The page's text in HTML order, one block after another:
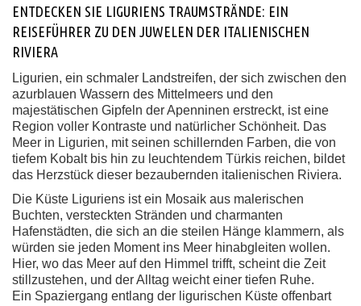
ENTDECKEN SIE LIGURIENS TRAUMSTRÄNDE: EIN
REISEFÜHRER ZU DEN JUWELEN DER ITALIENISCHEN
RIVIERA
Ligurien, ein schmaler Landstreifen, der sich zwischen den
azurblauen Wassern des Mittelmeers und den
majestätischen Gipfeln der Apenninen erstreckt, ist eine
Region voller Kontraste und natürlicher Schönheit. Das
Meer in Ligurien, mit seinen schillernden Farben, die von
tiefem Kobalt bis hin zu leuchtendem Türkis reichen, bildet
das Herzstück dieser bezaubernden italienischen Riviera.
Die Küste Liguriens ist ein Mosaik aus malerischen
Buchten, versteckten Stränden und charmanten
Hafenstädten, die sich an die steilen Hänge klammern, als
würden sie jeden Moment ins Meer hinabgleiten wollen.
Hier, wo das Meer auf den Himmel trifft, scheint die Zeit
stillzustehen, und der Alltag weicht einer tiefen Ruhe.
Ein Spaziergang entlang der ligurischen Küste offenbart